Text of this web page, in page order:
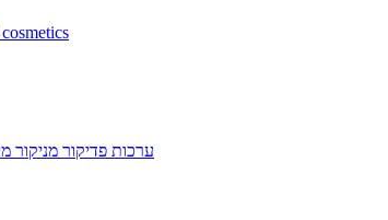
ערכות פדיקור מניקור